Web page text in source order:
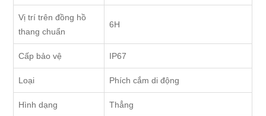
Vị trí trên đồng hồ
thang chuẩn
6H
Cấp bảo vệ IP67
Loại Phích cắm di động
Hình dạng Thẳng